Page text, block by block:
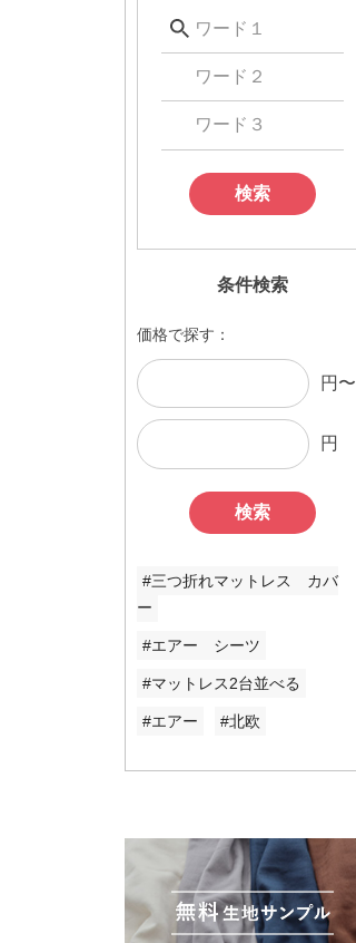
検索
条件検索
価格で探す：
円〜
円
検索
#三つ折れマットレス カバ
ー
#エアー シーツ
#マットレス2台並べる
#エアー #北欧